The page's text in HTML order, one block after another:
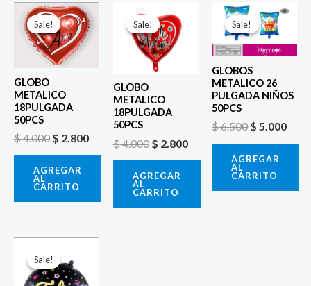
Sale!
Sale!
GLOBO
METALICO
18PULGADA
50PCS
$4.000
El
precio
original
era:
$ 4.000.
$ 2.800
precio
actual
AGREGAR
AL
CARRITO
Sale!
Sale!
GLOBO
METALICO
18PULGADA
50PCS
$4.000
precio
original
era:
$ 4.000.
$ 2.800
AGREGAR
AL
CARRITO
Sale!
Sale!
GLOBOS
METALICO 26
PULGADA NIÑOS
50PCS
$6.500
El
precio
original
era:
$ 5.000
El
AGREGAR
AL
CARRITO
Sale!
Sale!precio
original